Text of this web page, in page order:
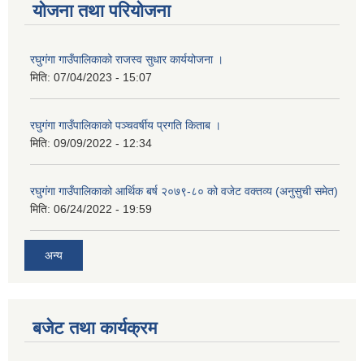
योजना तथा परियोजना
रघुगंगा गाउँपालिकाको राजस्व सुधार कार्ययोजना ।
मिति: 07/04/2023 - 15:07
रघुगंगा गाउँपालिकाको पञ्चवर्षीय प्रगति किताब ।
मिति: 09/09/2022 - 12:34
रघुगंगा गाउँपालिकाको आर्थिक बर्ष २०७९-८० को वजेट वक्तव्य (अनुसुची समेत)
मिति: 06/24/2022 - 19:59
अन्य
बजेट तथा कार्यक्रम